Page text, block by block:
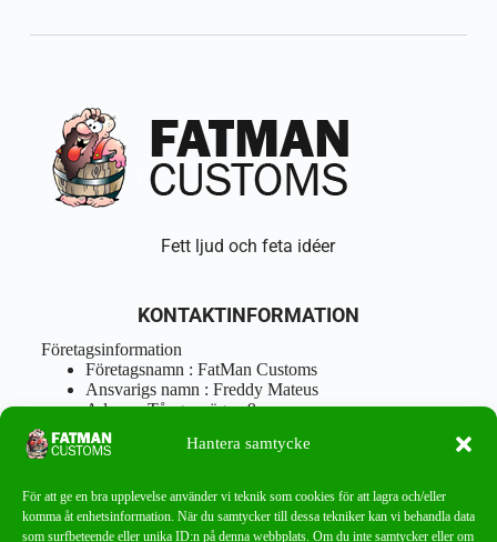
Hantera samtycke
För att ge en bra upplevelse använder vi teknik som cookies för att lagra och/eller
komma åt enhetsinformation. När du samtycker till dessa tekniker kan vi behandla data
som surfbeteende eller unika ID:n på denna webbplats. Om du inte samtycker eller om
Fett ljud och feta idéer
KONTAKTINFORMATION
Företagsinformation
Företagsnamn : FatMan Customs
Ansvarigs namn : Freddy Mateus
Adress : Tångenvägen 9
Postnr : 417 46 Göteborg
Tel : 0762919666
info@fatmancustoms.se
Mån – Fre 10:00 – 18:00
Lör -11:00 – 15:00